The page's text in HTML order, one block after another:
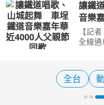
正式
次入
讓鐵
音樂
【記
全線通
鐵道音
起舞」
全台